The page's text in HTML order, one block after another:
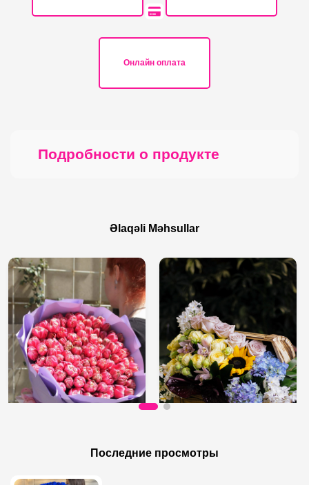
Онлайн оплата
Подробности о продукте
Əlaqəli Məhsullar
101 тюльпан
Последние просмотры